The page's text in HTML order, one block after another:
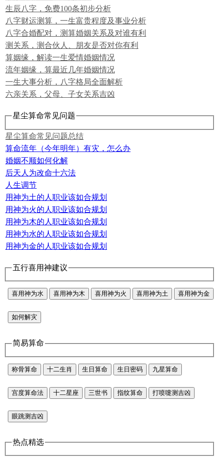
生辰八字，免费100条初步分析
八字财运测算，一生富贵程度及事业分析
八字合婚配对，测算婚姻关系及对谁有利
测关系，测合伙人、朋友是否对你有利
算姻缘，解读一生爱情婚姻情况
流年姻缘，算最近几年婚姻情况
一生大事分析，八字格局全面解析
六亲关系，父母、子女关系吉凶
星尘算命常见问题
星尘算命常见问题总结
算命流年（今年明年）有灾，怎么办
婚姻不顺如何化解
后天人为改命十六法
人生调节
用神为土的人职业该如合规划
用神为火的人职业该如合规划
用神为木的人职业该如合规划
用神为水的人职业该如合规划
用神为金的人职业该如合规划
五行喜用神建议
喜用神为水 喜用神为木 喜用神为火 喜用神为土 喜用神为金
如何解灾
简易算命
称骨算命 十二生肖 生日算命 生日密码 九星算命
宫度算命法 十二星座 三世书 指纹算命 打喷嚏测吉凶
眼跳测吉凶
热点精选